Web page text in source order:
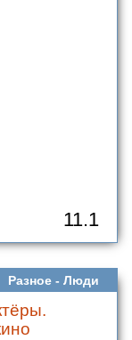
11.1
Разное - Люди